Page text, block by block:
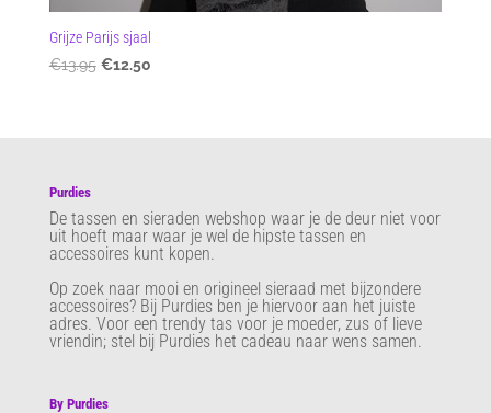
Grijze Parijs sjaal
€13.95 Oorspronkelijke
€12.50Huidige
Purdies
De tassen en sieraden webshop waar je de deur niet voor
uit hoeft maar waar je wel de hipste tassen en
accessoires kunt kopen.
Op zoek naar mooi en origineel sieraad met bijzondere
accessoires? Bij Purdies ben je hiervoor aan het juiste
adres. Voor een trendy tas voor je moeder, zus of lieve
vriendin; stel bij Purdies het cadeau naar wens samen.
By Purdies